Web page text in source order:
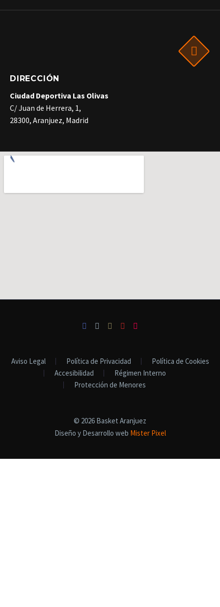
DIRECCIÓN
Ciudad Deportiva Las Olivas
C/ Juan de Herrera, 1,
28300, Aranjuez, Madrid
Aviso Legal Política de Privacidad
Política de Cookies
Accesibilidad
Régimen Interno
Protección de Menores
© 2026 Basket Aranjuez
Diseño y Desarrollo web Mister Pixel